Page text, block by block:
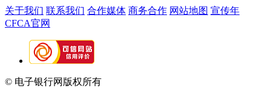
关于我们 联系我们 合作媒体 商务合作 网站地图 宣传年
CFCA官网
© 电子银行网版权所有